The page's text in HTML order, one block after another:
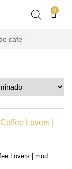
0
cafe”
Lovers | mod